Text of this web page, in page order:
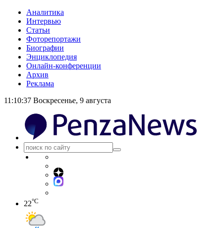
Аналитика
Интервью
Статьи
Фоторепортажи
Биографии
Энциклопедия
Онлайн-конференции
Архив
Реклама
11:10:38 Воскресенье, 9 августа
22°C